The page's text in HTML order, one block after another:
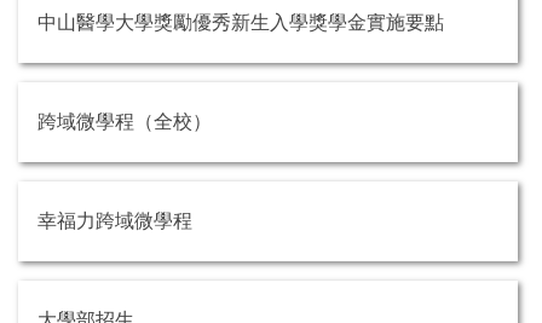
中山醫學大學獎勵優秀新生入學獎學金實施要點
跨域微學程（全校）
幸福力跨域微學程